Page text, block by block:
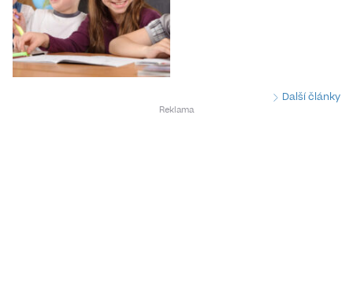
Další články